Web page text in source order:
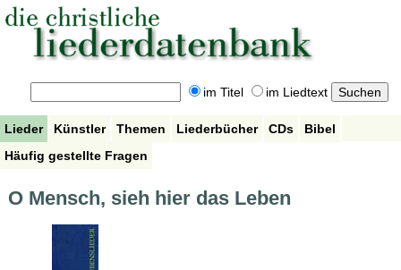
im Titel im Liedtext
Lieder Künstler Themen Liederbücher CDs
Bibel
Häufig gestellte Fragen
O Mensch, sieh hier das Leben